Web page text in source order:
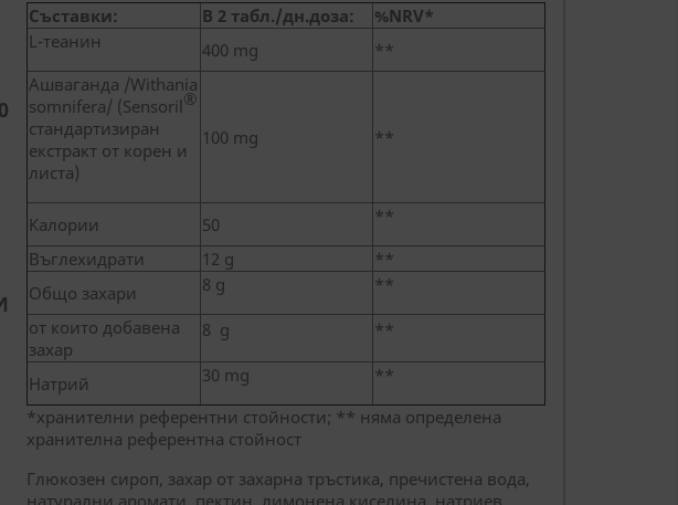
Съставки: В 2 табл./дн.доза:
%NRV*
L-теанин
400 mg
**
Ашваганда /Withania
somnifera/ (Sensoril®
стандартизиран
екстракт от корен и
листа)
100 mg **
Калории 50
**
Въглехидрати
12 g
**
Общо захари
8 g
**
от които добавена
захар
8 g **
Натрий 30 mg
**
*хранителни референтни стойности; ** няма определена
хранителна референтна стойност
Глюкозен сироп, захар от захарна тръстика, пречистена вода,
натурални аромати, пектин, лимонена киселина, натриев